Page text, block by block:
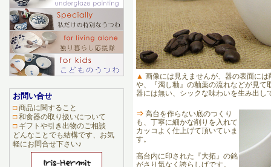
▲ 画像には見えませんが、器の表面には
や、『濁し釉』の釉薬の流れなどが見て
器には無い、シックな味わいを生み出し
⇒ 高台を作らない底のつくり
も、丁寧に細かな削りを入れて
カッコよく仕上げて頂いていま
す。
高台内に印された『大拓』の銘
がさり気なく誇らしげです。
お問い合せ
□商品に関すること
□和食器の取り扱いについて
□ギフトや引き出物のご相談
どんなことでも結構です、お気
軽にお問合せ下さい♪